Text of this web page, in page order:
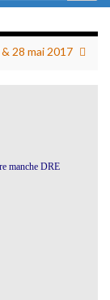
28 mai 2017
manche DRE